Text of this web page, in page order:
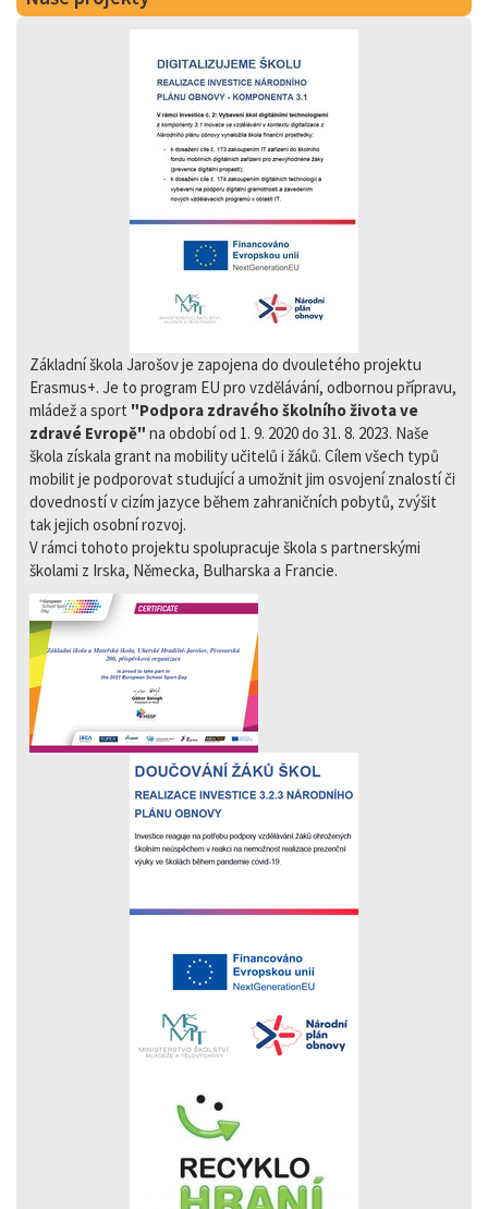
Základní škola Jarošov je zapojena do dvouletého projektu
Erasmus+. Je to program EU pro vzdělávání, odbornou přípravu,
mládež a sport "Podpora zdravého školního života ve
zdravé Evropě" na období od 1. 9. 2020 do 31. 8. 2023. Naše
škola získala grant na mobility učitelů i žáků. Cílem všech typů
mobilit je podporovat studující a umožnit jim osvojení znalostí či
dovedností v cizím jazyce během zahraničních pobytů, zvýšit
tak jejich osobní rozvoj.
V rámci tohoto projektu spolupracuje škola s partnerskými
školami z Irska, Německa, Bulharska a Francie.